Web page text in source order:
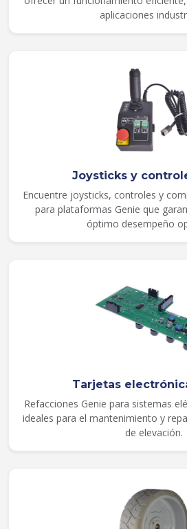
aplicaciones
Joysticks y
Encuentre joysticks, controles y
para plataformas Genie que
óptimo desempeño
Tarjetas
Refacciones Genie para sistemas
ideales para el mantenimiento y
de elevación.